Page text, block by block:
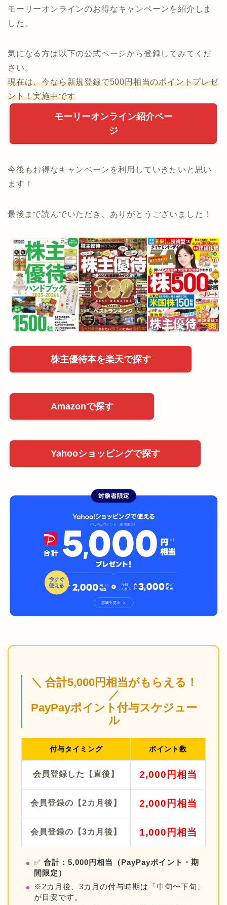
モーリーオンラインのお得なキャンペーンを紹介しま
した。
気になる方は以下の公式ページから登録してみてくだ
さい。
現在は、今なら新規登録で500円相当のポイントプレゼ
ント！実施中です
モーリーオンライン紹介ペー
ジ
今後もお得なキャンペーンを利用していきたいと思い
ます！
最後まで読んでいただき、ありがとうございました！
株主優待本を楽天で探す
Amazonで探す
Yahooショッピングで探す
＼ 合計5,000円相当がもらえる！
／
PayPayポイント付与スケジュー
ル
付与タイミング ポイント数
会員登録した【直後】 2,000円相当
会員登録の【2カ月後】 2,000円相当
会員登録の【3カ月後】 1,000円相当
✅ 合計：5,000円相当（PayPayポイント・期
間限定）
※2カ月後、3カ月の付与時期は「中旬〜下旬」
が目安です。